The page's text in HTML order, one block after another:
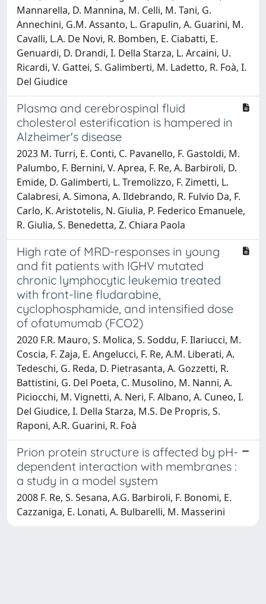
Mannarella, D. Mannina, M. Celli, M. Tani, G.
Annechini, G.M. Assanto, L. Grapulin, A. Guarini, M.
Cavalli, L.A. De Novi, R. Bomben, E. Ciabatti, E.
Genuardi, D. Drandi, I. Della Starza, L. Arcaini, U.
Ricardi, V. Gattei, S. Galimberti, M. Ladetto, R. Foà, I.
Del Giudice
Plasma and cerebrospinal fluid
cholesterol esterification is hampered in
Alzheimer's disease
2023 M. Turri, E. Conti, C. Pavanello, F. Gastoldi, M.
Palumbo, F. Bernini, V. Aprea, F. Re, A. Barbiroli, D.
Emide, D. Galimberti, L. Tremolizzo, F. Zimetti, L.
Calabresi, A. Simona, A. Ildebrando, R. Fulvio Da, F.
Carlo, K. Aristotelis, N. Giulia, P. Federico Emanuele,
R. Giulia, S. Benedetta, Z. Chiara Paola
High rate of MRD-responses in young
and fit patients with IGHV mutated
chronic lymphocytic leukemia treated
with front-line fludarabine,
cyclophosphamide, and intensified dose
of ofatumumab (FCO2)
2020 F.R. Mauro, S. Molica, S. Soddu, F. Ilariucci, M.
Coscia, F. Zaja, E. Angelucci, F. Re, A.M. Liberati, A.
Tedeschi, G. Reda, D. Pietrasanta, A. Gozzetti, R.
Battistini, G. Del Poeta, C. Musolino, M. Nanni, A.
Piciocchi, M. Vignetti, A. Neri, F. Albano, A. Cuneo, I.
Del Giudice, I. Della Starza, M.S. De Propris, S.
Raponi, A.R. Guarini, R. Foà
Prion protein structure is affected by pH-
dependent interaction with membranes :
a study in a model system
2008 F. Re, S. Sesana, A.G. Barbiroli, F. Bonomi, E.
Cazzaniga, E. Lonati, A. Bulbarelli, M. Masserini